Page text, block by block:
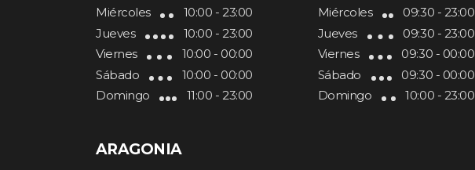
Miércoles
10:00 - 23:00
Jueves
10:00 - 23:00
Viernes
10:00 - 00:00
Sábado
10:00 - 00:00
Domingo
11:00 - 23:00
ARAGONIA
Miércoles
09:30 - 23:00
Jueves
09:30 - 23:00
Viernes
09:30 - 00:00
Sábado
09:30 - 00:00
Domingo
10:00 - 23:00